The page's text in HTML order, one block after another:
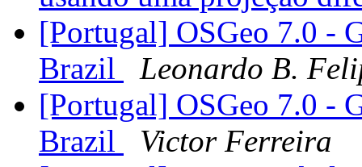
[Portugal] OSGeo 7.0 -
Brazil
Leonardo B.
[Portugal] OSGeo 7.0 -
Brazil
Victor Ferreira